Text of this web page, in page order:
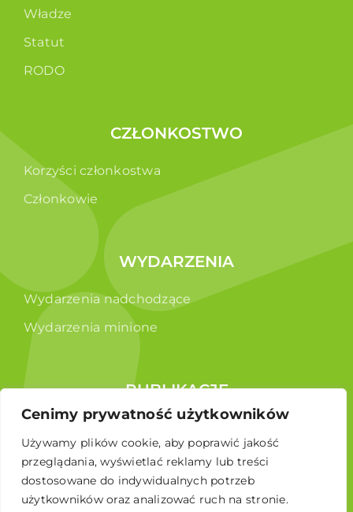
Cenimy prywatność użytkowników
Używamy plików cookie, aby poprawić jakość
przeglądania, wyświetlać reklamy lub treści
dostosowane do indywidualnych potrzeb
użytkowników oraz analizować ruch na stronie.
Władze
Statut
RODO
CZŁONKOSTWO
Korzyści członkostwa
Członkowie
WYDARZENIA
Wydarzenia nadchodzące
Wydarzenia minione
PUBLIKACJE
Raporty
Broszura edukacyjna